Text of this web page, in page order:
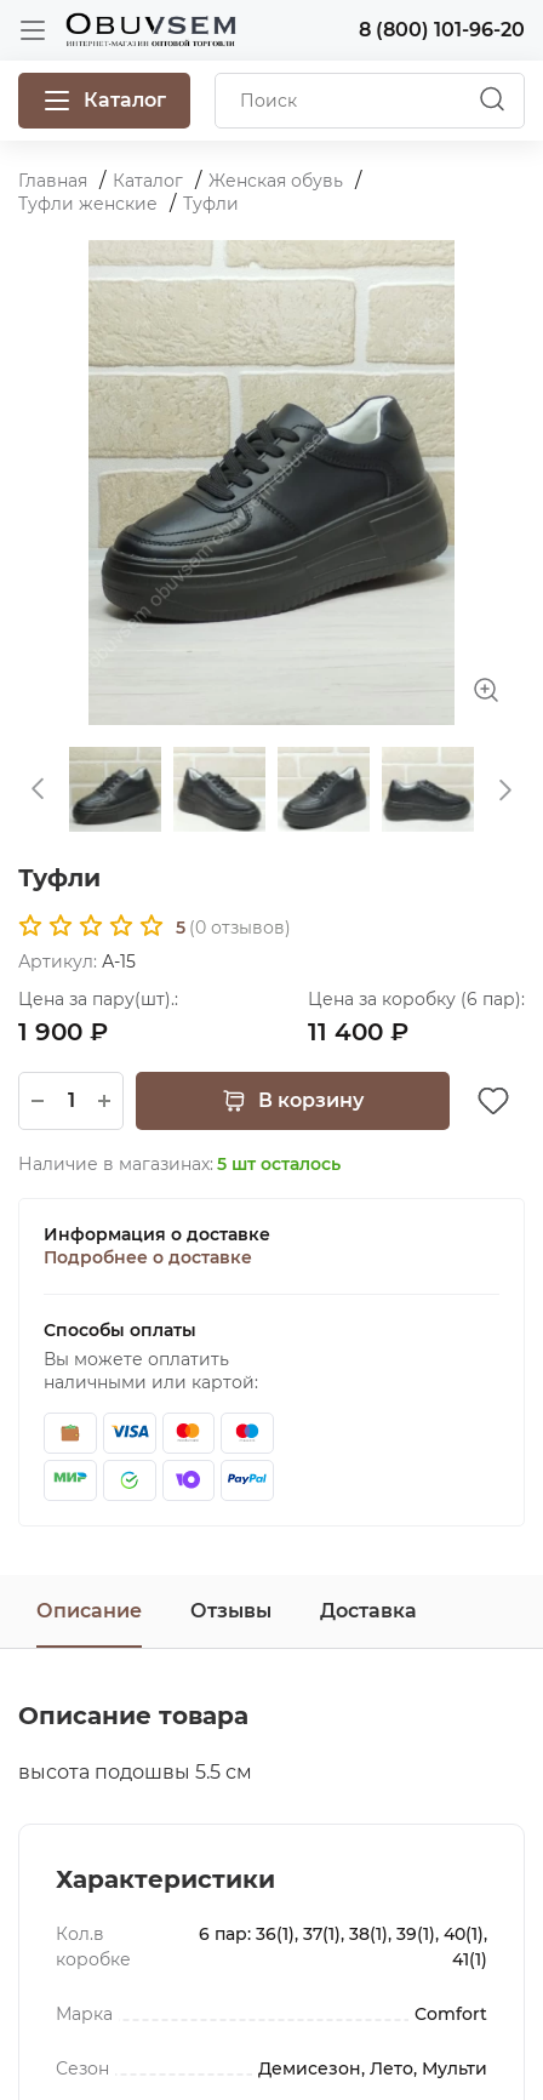
8 (800) 101-96-20
Каталог
Главная Каталог
Женская обувь
Туфли женские
Туфли
Туфли
5 (0 отзывов)
Артикул: А-15
Цена за пару(шт).:
1 900 ₽
Цена за коробку (6 пар):
11 400 ₽
В корзину
Наличие в магазинах: 5 шт осталось
Информация о доставке
Подробнее о доставке
Способы оплаты
Вы можете оплатить
наличными или картой:
Описание Отзывы Доставка
Описание товара
высота подошвы 5.5 см
Характеристики
Кол.в
коробке
6 пар: 36(1), 37(1), 38(1), 39(1), 40(1),
41(1)
Марка Comfort
Сезон Демисезон, Лето, Мульти